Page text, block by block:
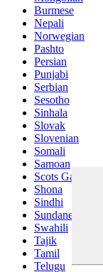
Burmese
Nepali
Norwegian
Pashto
Persian
Punjabi
Serbian
Sesotho
Sinhala
Slovak
Slovenian
Somali
Samoan
Scots Gaelic
Shona
Sindhi
Sundanese
Swahili
Tajik
Tamil
Telugu